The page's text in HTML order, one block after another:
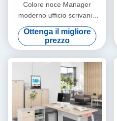
Colore noce Manager
moderno ufficio scrivania
mobili commerciali supporto
personalizzazione
Ottenga il migliore
prezzo